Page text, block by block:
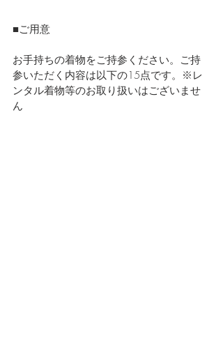
■ご用意
お手持ちの着物をご持参ください。ご持
参いただく内容は以下の15点です。※レ
ンタル着物等のお取り扱いはございませ
ん